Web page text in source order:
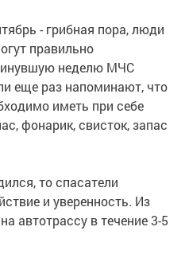
- грибная пора, люди
правильно
неделю МЧС
еще раз напоминают, что
иметь при себе
фонарик, свисток, запас
то спасатели
и уверенность. Из
автотрассу в течение 3-5